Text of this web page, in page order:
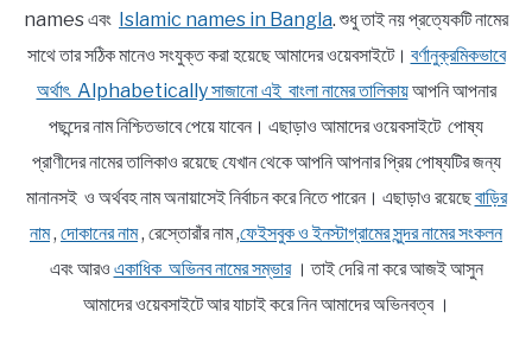
names এবং Islamic names in Bangla. শুধু তাই নয় প্রত্যেকটি নামের
সাথে তার সঠিক মানেও সংযুক্ত করা হয়েছে আমাদের ওয়েবসাইটে। বর্ণানুক্রমিকভাবে
অর্থাৎ Alphabetically সাজানো এই বাংলা নামের তালিকায়আপনি আপনার
পছন্দের নাম নিশ্চিতভাবে পেয়ে যাবেন। এছাড়াও আমাদের ওয়েবসাইটে পোষ্য
প্রাণীদের নামের তালিকাও রয়েছে যেখান থেকে আপনি আপনার প্রিয় পোষ্যটির জন্য
মানানসই ও অর্থবহ নাম অনায়াসেই নির্বাচন করে নিতে পারেন। এছাড়াও রয়েছেবাড়ির
নাম, দোকানের নাম, রেস্তোরাঁর নাম ,ফেইসবুক ও ইনস্টাগ্রামের সুন্দর নামের সংকলন
এবং আরও একাধিক অভিনব নামের সম্ভার। তাই দেরি না করে আজই আসুন
আমাদের ওয়েবসাইটে আর যাচাই করে নিন আমাদের অভিনবত্ব ।